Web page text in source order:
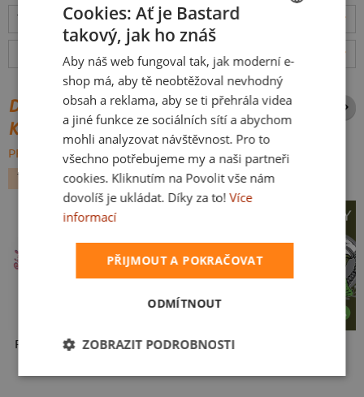
Tabulka velikostí: Jakou vybrat?
Hodnocení: 4.93 3023 recenzí)
DALŠÍ POTISKY ZE STEJNÉ
KATEGORIE
PROCHÁZET VŠE:
TURISTIKA
PODZIM
Fušál Jedeme vodu
SLOVAK
Cookies: Ať je Bastard
takový, jak ho znáš
Aby náš web fungoval tak, jak moderní e-
shop má, aby tě neobtěžoval nevhodný
obsah a reklama, aby se ti přehrála videa
a jiné funkce ze sociálních sítí a abychom
mohli analyzovat návštěvnost. Pro to
všechno potřebujeme my a naši partneři
cookies. Kliknutím na Povolit vše nám
dovolíš je ukládat. Díky za to! Více
informací
PŘIJMOUT A POKRAČOVAT
ODMÍTNOUT
ZOBRAZIT PODROBNOSTI